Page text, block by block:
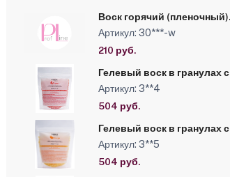
Воск горячий (пленочный)
ITALWAX Top Line Emerald
(Изумруд) гранулы 100гр
№100
Артикул: 30***-w
210 руб.
Гелевый воск в гранулах с
ароматом «Папайя» Kapous,
200 г
Артикул: 3**4
504 руб.
Гелевый воск в гранулах с
ароматом «Манго» Kapous,
200 г
Артикул: 3**5
504 руб.